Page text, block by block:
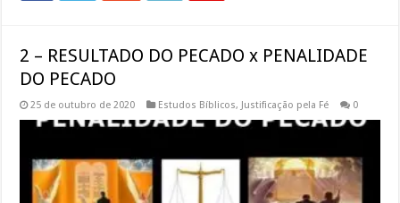
2 – RESULTADO DO PECADO x PENALIDADE
DO PECADO
25 de outubro de 2020 Estudos Bíblicos, Justificação pela Fé 0